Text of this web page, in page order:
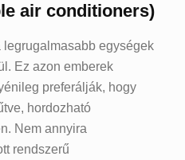
air conditioners)
egységek
Ez azon emberek
preferálják, hogy
hordozható
Nem annyira
rendszerű